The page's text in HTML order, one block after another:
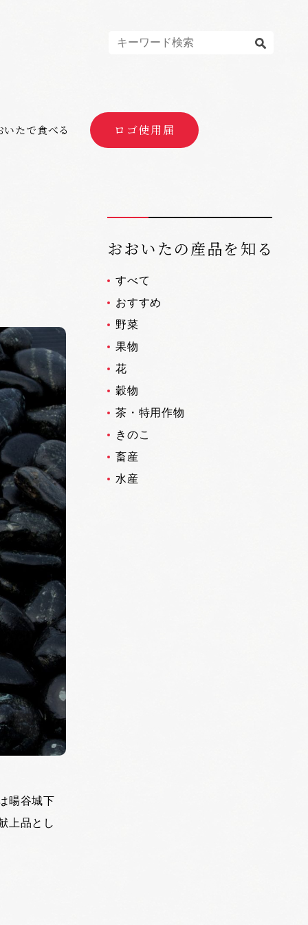
いたで食べる ロゴ使用届
暘谷城下
上品とし
おおいたの産品を知る
すべて
おすすめ
野菜
果物
花
穀物
茶・特用作物
きのこ
畜産
水産